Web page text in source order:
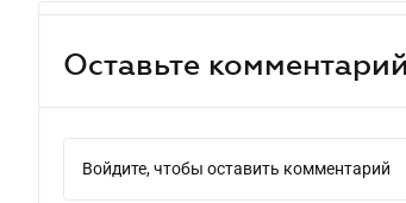
Оставьте комментарий
Войдите, чтобы оставить комментарий